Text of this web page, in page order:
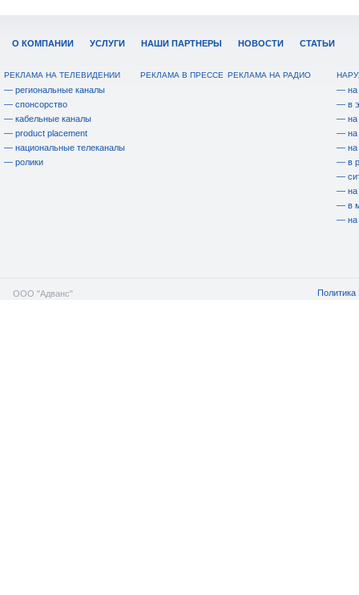
О КОМПАНИИ УСЛУГИ НАШИ ПАРТНЕРЫ НОВОСТИ СТАТЬИ
РЕКЛАМА НА ТЕЛЕВИДЕНИИ
— региональные каналы
— спонсорство
— кабельные каналы
— product placement
— национальные телеканалы
— ролики
РЕКЛАМА В ПРЕССЕ РЕКЛАМА НА РАДИО
— на
— в
— на
— на
— на
— в
—
— на
— в
— на
ООО "Адванс" Политика